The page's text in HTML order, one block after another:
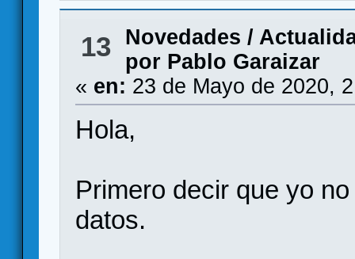
13
Novedades /
por Pablo Garaizar
« en: 23 de Mayo de 2020,
Hola,
Primero decir que yo
datos.